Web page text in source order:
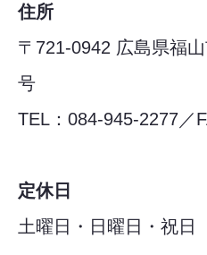
住所
〒721-0942 広島県福
号
TEL：084-945-2277／
定休日
土曜日・日曜日・祝日